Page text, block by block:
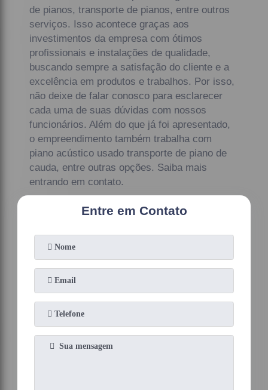
de pianos, transporte de pianos, entre outros
serviços. Isso acontece graças aos
investimentos da empresa com ótimos
profissionais e instalações de qualidade,
buscando sempre a satisfação do cliente e a
excelência em produtos e trabalhos. Por isso,
não deixe de falar conosco para esclarecer
cada uma de suas dúvidas com nossos
funcionários. Além do que já foi apresentado,
o empreendimento também trabalha com
piano acústico usado transporte de piano de
cauda, entre outras opções. Saiba mais
entrando em contato.
Entre em Contato